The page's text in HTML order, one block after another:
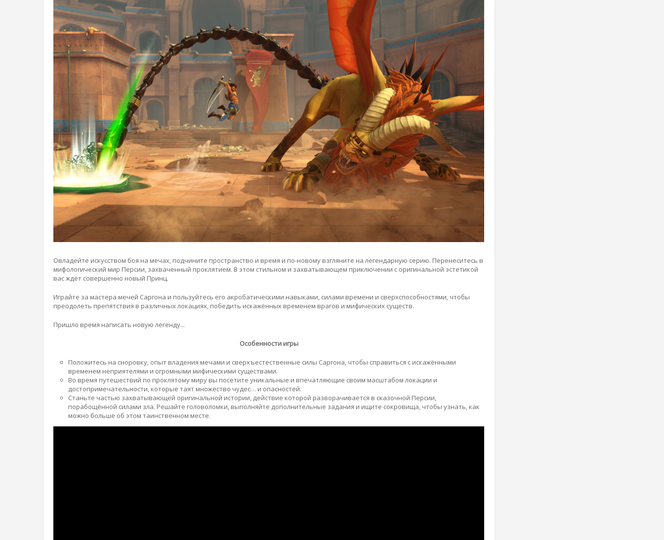
Овладейте искусством боя на мечах, подчините пространство и время и по-новому взгляните на легендарную серию. Перенеситесь в
мифологический мир Персии, захваченный проклятием. В этом стильном и захватывающем приключении с оригинальной эстетикой
вас ждёт совершенно новый Принц.
Играйте за мастера мечей Саргона и пользуйтесь его акробатическими навыками, силами времени и сверхспособностями, чтобы
преодолеть препятствия в различных локациях, победить искажённых временем врагов и мифических существ.
Пришло время написать новую легенду...
Особенности игры
Положитесь на сноровку, опыт владения мечами и сверхъестественные силы Саргона, чтобы справиться с искажёнными
временем неприятелями и огромными мифическими существами.
Во время путешествий по проклятому миру вы посетите уникальные и впечатляющие своим масштабом локации и
достопримечательности, которые таят множество чудес… и опасностей.
Станьте частью захватывающей оригинальной истории, действие которой разворачивается в сказочной Персии,
порабощённой силами зла. Решайте головоломки, выполняйте дополнительные задания и ищите сокровища, чтобы узнать, как
можно больше об этом таинственном месте.